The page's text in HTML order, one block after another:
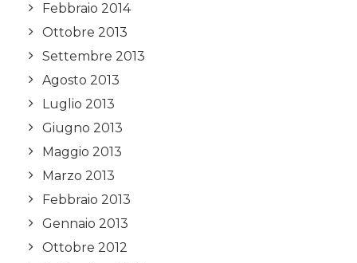
Febbraio 2014
Ottobre 2013
Settembre 2013
Agosto 2013
Luglio 2013
Giugno 2013
Maggio 2013
Marzo 2013
Febbraio 2013
Gennaio 2013
Ottobre 2012